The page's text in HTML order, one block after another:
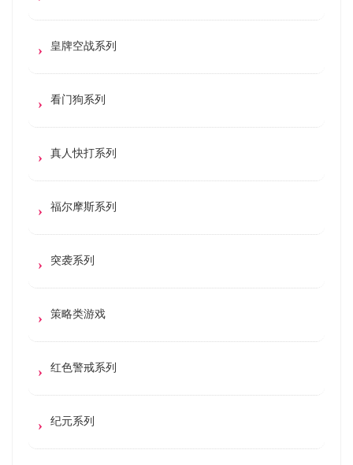
皇牌空战系列
看门狗系列
真人快打系列
福尔摩斯系列
突袭系列
策略类游戏
红色警戒系列
纪元系列